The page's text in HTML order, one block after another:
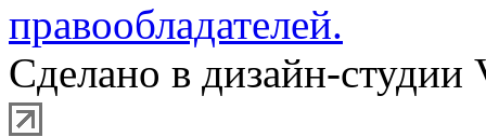
правообладателей.
Сделано в дизайн-студии